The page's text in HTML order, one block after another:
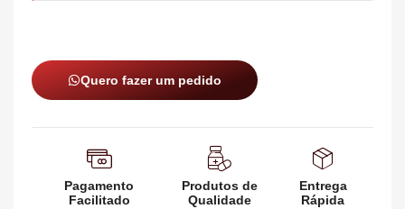
Quero fazer um pedido
Pagamento
Facilitado
Produtos de
Qualidade
Entrega
Rápida